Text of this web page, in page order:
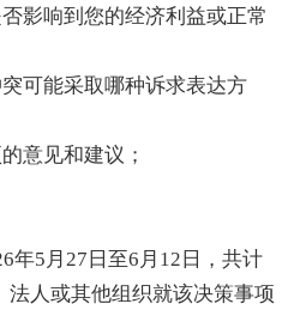
影响到您的经济利益或正常
可能采取哪种诉求表达方
意见和建议；
年5月27日至6月12日，共计
法人或其他组织就该决策事项